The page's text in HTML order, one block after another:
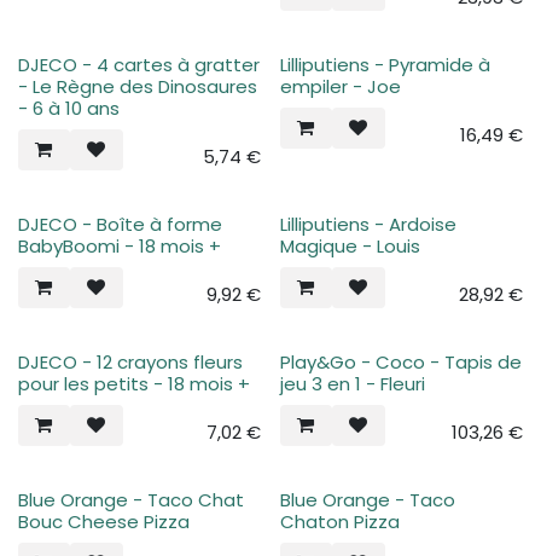
DJECO - 4 cartes à gratter
- Le Règne des Dinosaures
- 6 à 10 ans
5,74 €
Lilliputiens - Pyramide à
empiler - Joe
16,49 €
DJECO - Boîte à forme
BabyBoomi - 18 mois +
9,92€
Lilliputiens - Ardoise
Magique - Louis
28,92€
DJECO - 12 crayons fleurs
pour les petits - 18 mois +
7,02€
Play&Go - Coco - Tapis de
jeu 3 en 1 - Fleuri
103,26 €
Blue Orange - Taco Chat
Bouc Cheese Pizza
Blue Orange - Taco
Chaton Pizza